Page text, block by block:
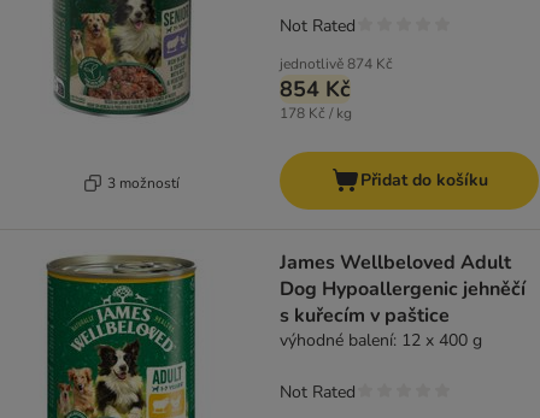
3 možností
jednotlivě874 Kč
854 Kč
178 Kč / kg
Not Rated
Přidat do košíku
James Wellbeloved Adult
Dog Hypoallergenic jehněčí
s kuřecím v paštice
výhodné balení: 12 x 400 g
Not Rated